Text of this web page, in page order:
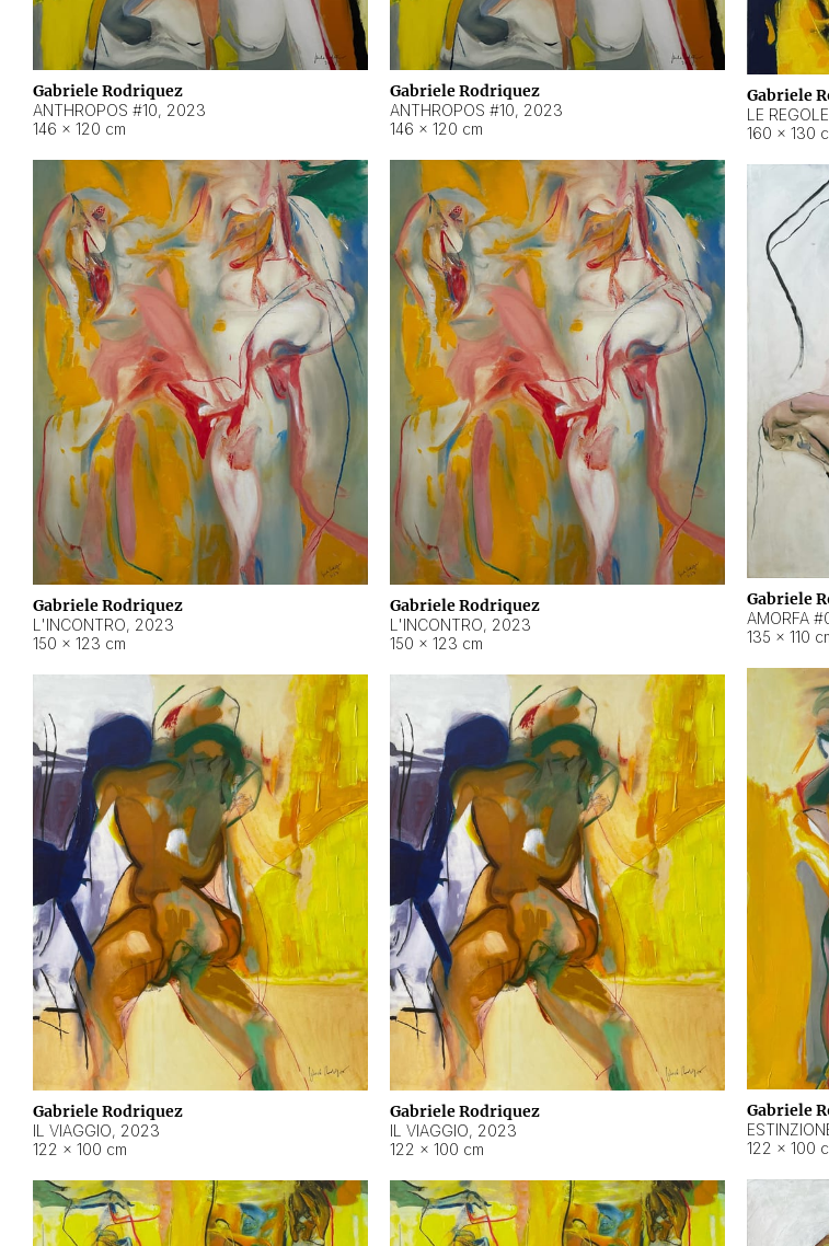
Gabriele Rodriquez
ANTHROPOS #10, 2023
146 × 120 cm
Gabriele Rodriquez
ANTHROPOS #10, 2023
146 × 120 cm
Gabriele
LE REGOLE
160 × 130
Gabriele Rodriquez
L'INCONTRO, 2023
150 × 123 cm
Gabriele Rodriquez
L'INCONTRO, 2023
150 × 123 cm
Gabriele
AMORFA
135 × 110
Gabriele
122 × 100
Gabriele Rodriquez
IL VIAGGIO, 2023
122 × 100 cm
Gabriele Rodriquez
IL VIAGGIO, 2023
122 × 100 cm